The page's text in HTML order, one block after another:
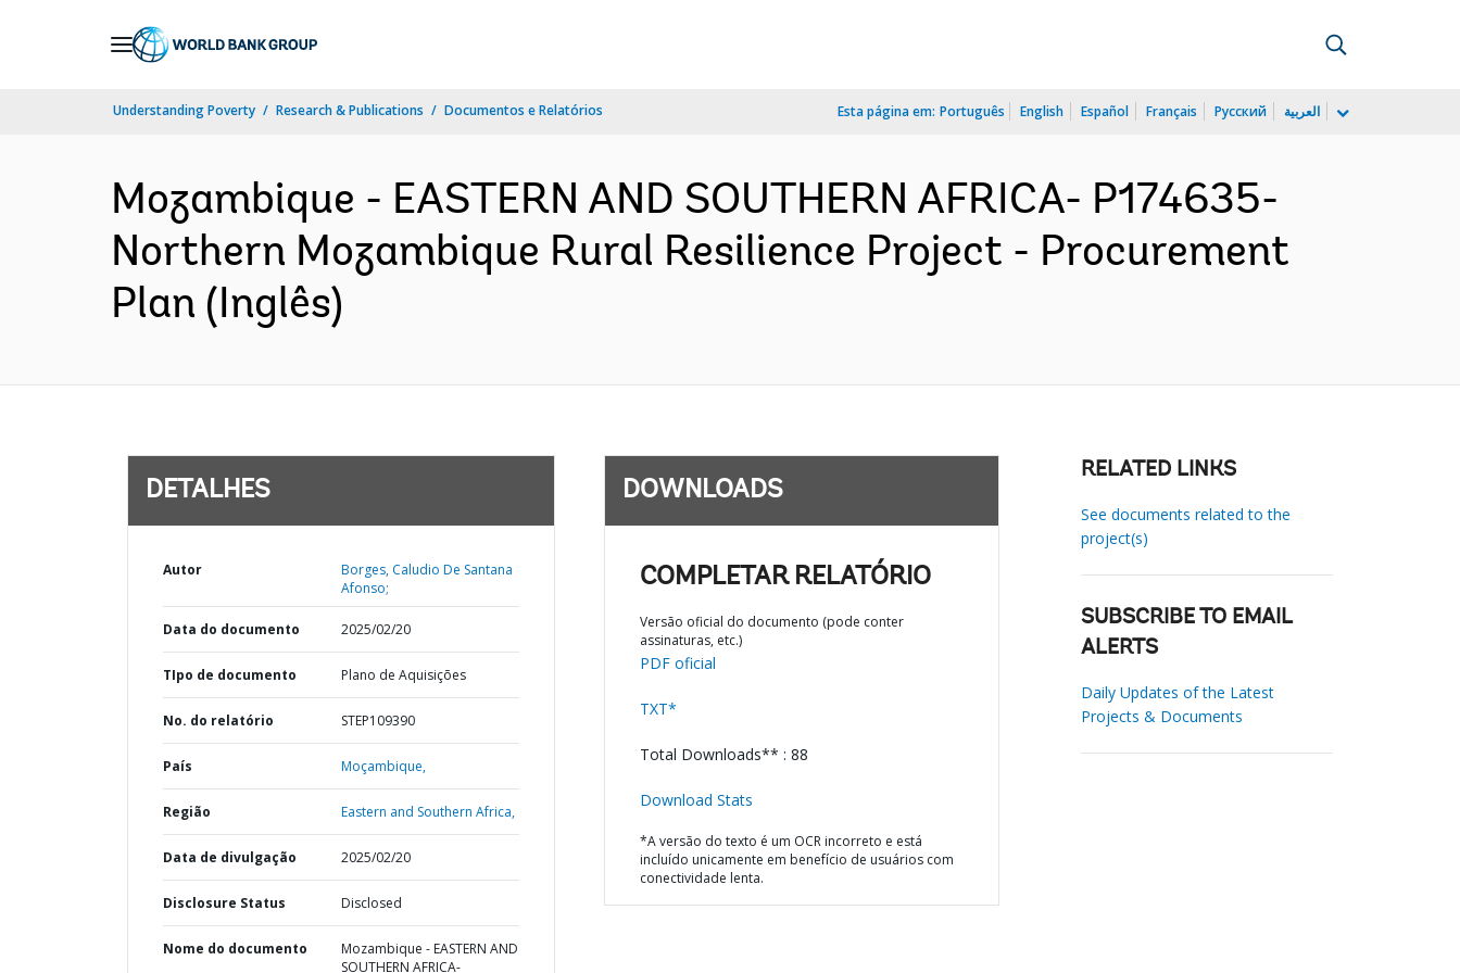
Understanding Poverty Research & Publications Documentos e Relatórios Esta página em: Português English Español Français Русский العربية
Mozambique - EASTERN AND SOUTHERN AFRICA- P174635-
Northern Mozambique Rural Resilience Project - Procurement
Plan (Inglês)
DETALHES
Autor
Borges, Caludio De Santana
Afonso;
Data do documento 2025/02/20
TIpo de documento Plano de Aquisições
No. do relatório STEP109390
País Moçambique,
Região Eastern and Southern Africa,
Data de divulgação 2025/02/20
Disclosure Status Disclosed
Nome do documento
Mozambique - EASTERN AND
SOUTHERN AFRICA-
DOWNLOADS
COMPLETAR RELATÓRIO
Versão oficial do documento (pode conter
assinaturas, etc.)
PDF oficial
TXT*
Total Downloads** : 88
Download Stats
*A versão do texto é um OCR incorreto e está
incluído unicamente em benefício de usuários com
conectividade lenta.
RELATED LINKS
See documents related to the
project(s)
SUBSCRIBE TO EMAIL
ALERTS
Daily Updates of the Latest
Projects & Documents